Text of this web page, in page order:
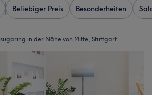
Beliebiger Preis Besonderheiten
sugaring in der Nähe von Mitte, Stuttgart